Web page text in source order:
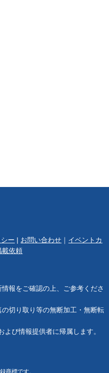
ー お問い合わせ
イベントカ
載依頼
報をご確認の上、ご参考くださ
切り取り等の無断加工・無断転
よび情報提供者に帰属します。